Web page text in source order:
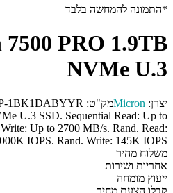
*התמונה להמחשה בלבד
PRO 1.9TB
NVMe U.3
יצרן: Micronמק"ט: 1BK1DABYYR
U.3 SSD. Sequential Read: Up to
Up to 2700 MB/s. Rand. Read:
IOPS. Rand. Write: 145K IOPS
משלוח מהיר
אחריות ושירות
ייעוץ מומחה
קבלו הצעת מחיר